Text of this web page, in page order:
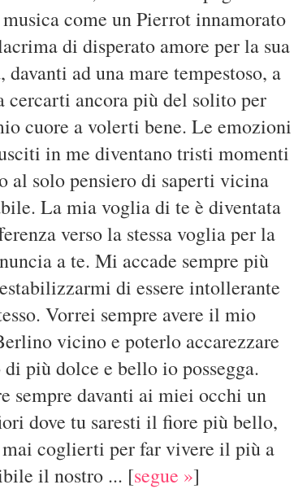
come un Pierrot innamorato
di disperato amore per la sua
davanti ad una mare tempestoso, a
cercarti ancora più del solito per
cuore a volerti bene. Le emozioni
in me diventano tristi momenti
al solo pensiero di saperti vicina
La mia voglia di te è diventata
verso la stessa voglia per la
a te. Mi accade sempre più
di essere intollerante
Vorrei sempre avere il mio
vicino e poterlo accarezzare
più dolce e bello io possegga.
sempre davanti ai miei occhi un
dove tu saresti il fiore più bello,
mai coglierti per far vivere il più a
il nostro ... [segue »]